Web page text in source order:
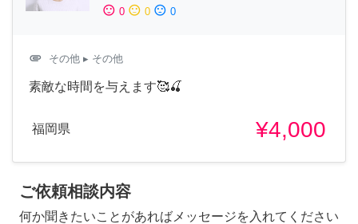
sentiment_satisfied 0 sentiment_neutral 0 sentiment_dissatisfied 0
attachment その他 ▸ その他
素敵な時間を与えます🥰🍒
福岡県 ¥4,000
ご依頼相談内容
何か聞きたいことがあればメッセージを入れてください